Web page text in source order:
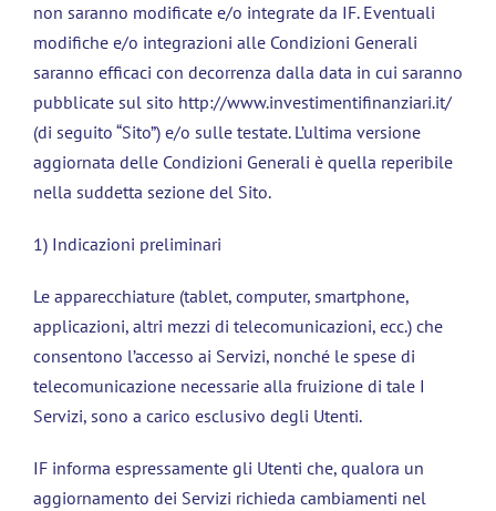
non saranno modificate e/o integrate da IF. Eventuali
modifiche e/o integrazioni alle Condizioni Generali
saranno efficaci con decorrenza dalla data in cui saranno
pubblicate sul sito http://www.investimentifinanziari.it/
(di seguito “Sito”) e/o sulle testate. L’ultima versione
aggiornata delle Condizioni Generali è quella reperibile
nella suddetta sezione del Sito.
1) Indicazioni preliminari
Le apparecchiature (tablet, computer, smartphone,
applicazioni, altri mezzi di telecomunicazioni, ecc.) che
consentono l’accesso ai Servizi, nonché le spese di
telecomunicazione necessarie alla fruizione di tale I
Servizi, sono a carico esclusivo degli Utenti.
IF informa espressamente gli Utenti che, qualora un
aggiornamento dei Servizi richieda cambiamenti nel